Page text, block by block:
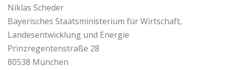
Niklas Scheder
Bayerisches Staatsministerium für Wirtschaft,
Landesentwicklung und Energie
Prinzregentenstraße 28
80538 München